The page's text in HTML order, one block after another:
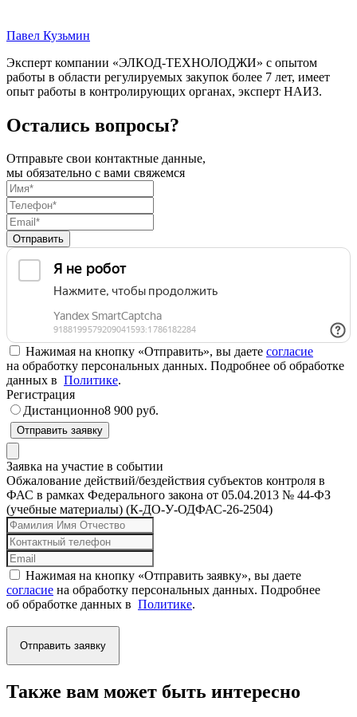
Павел Кузьмин
Эксперт компании «ЭЛКОД-ТЕХНОЛОДЖИ» с опытом
работы в области регулируемых закупок более 7 лет, имеет
опыт работы в контролирующих органах, эксперт НАИЗ.
Остались вопросы?
Отправьте свои контактные данные,
мы обязательно с вами свяжемся
Отправить
Нажимая на кнопку «Отправить», вы даете согласие
на обработку персональных данных. Подробнее об обработке
данных в Политике.
Регистрация
Дистанционно8 900 руб.
Отправить заявку
Заявка на участие в событии
Обжалование действий/бездействия субъектов контроля в
ФАС в рамках Федерального закона от 05.04.2013 № 44-ФЗ
(учебные материалы) (К-ДО-У-ОДФАС-26-2504)
Нажимая на кнопку «Отправить заявку», вы даете
согласие на обработку персональных данных. Подробнее
об обработке данных в Политике.
Отправить заявку
Также вам может быть интересно